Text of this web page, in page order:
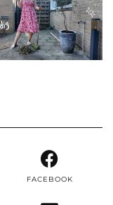
FACEBOOK